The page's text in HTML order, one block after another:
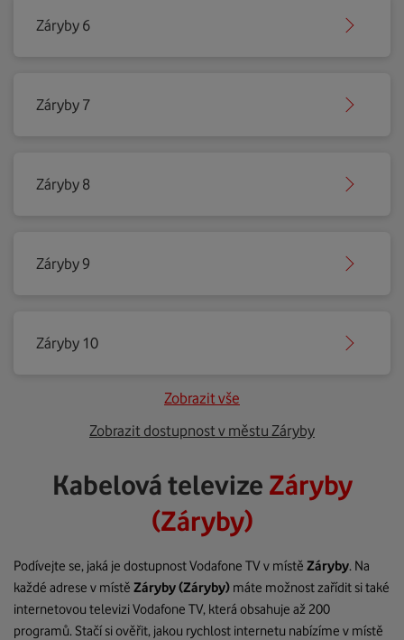
Záryby 6
Záryby 7
Záryby 8
Záryby 9
Záryby 10
Zobrazit vše
Zobrazit dostupnost v městu Záryby
Kabelová televize Záryby
(Záryby)
Podívejte se, jaká je dostupnost Vodafone TV v místě Záryby. Na
každé adrese v místě Záryby(Záryby) máte možnost zařídit si také
internetovou televizi Vodafone TV, která obsahuje až 200
programů. Stačí si ověřit, jakou rychlost internetu nabízíme v místě